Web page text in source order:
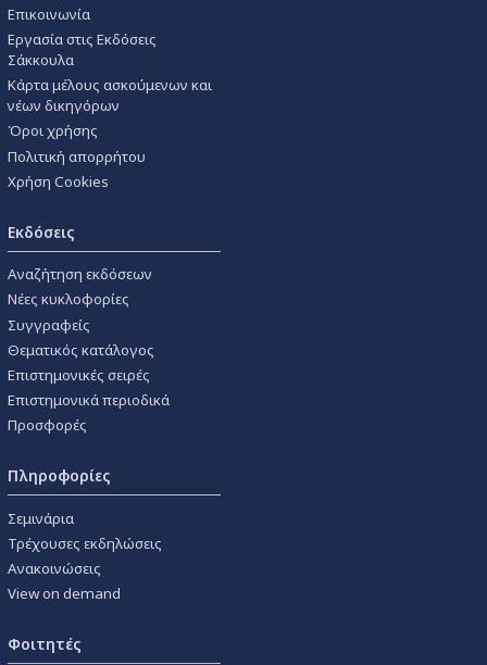
Επικοινωνία
Εργασία στις Εκδόσεις
Σάκκουλα
Κάρτα μέλους ασκούμενων και
νέων δικηγόρων
Όροι χρήσης
Πολιτική απορρήτου
Χρήση Cookies
Εκδόσεις
Αναζήτηση εκδόσεων
Νέες κυκλοφορίες
Συγγραφείς
Θεματικός κατάλογος
Επιστημονικές σειρές
Επιστημονικά περιοδικά
Προσφορές
Πληροφορίες
Σεμινάρια
Τρέχουσες εκδηλώσεις
Ανακοινώσεις
View on demand
Φοιτητές